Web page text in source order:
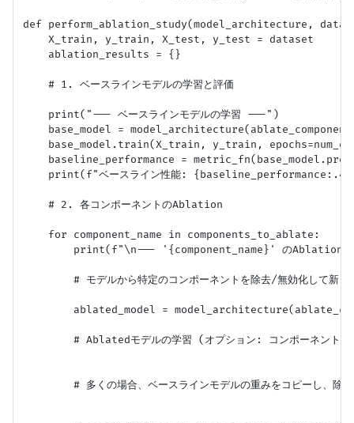
def perform_ablation_study(model_architecture,
    X_train, y_train, X_test, y_test = dataset
    ablation_results = {}
    # 1. ベースラインモデルの学習と評価
    print("--- ベースラインモデルの学習 ---")
base_model =
base_model.train(X_train, y_train,
baseline_performance =
print(f"ベースライン性能:
    # 2. 各コンポーネントのAblation
    for component_name in components_to_ablate:
print(f"\n--- '{component_name}' のAblationを
# モデルから特定のコンポーネントを除去/無効化して新し
ablated_model =
# Ablatedモデルの学習 (オプション: コンポーネント除
# 多くの場合、ベースラインモデルの重みをコピーし、除